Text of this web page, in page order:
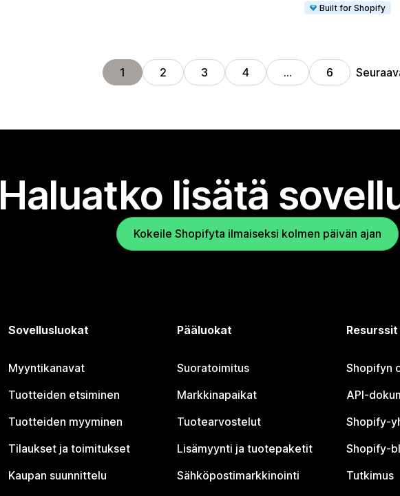
Built for Shopify
1 2 3 4 … 6
Haluatko lisätä
Kokeile Shopifyta ilmaiseksi kolmen päivän ajan
Sovellusluokat
Myyntikanavat
Tuotteiden etsiminen
Tuotteiden myyminen
Tilaukset ja toimitukset
Kaupan suunnittelu
Pääluokat
Suoratoimitus
Markkinapaikat
Tuotearvostelut
Lisämyynti ja tuotepaketit
Sähköpostimarkkinointi
Resurssit
Shopifyn
API-
Shopify-
Shopify-
Tutkimus